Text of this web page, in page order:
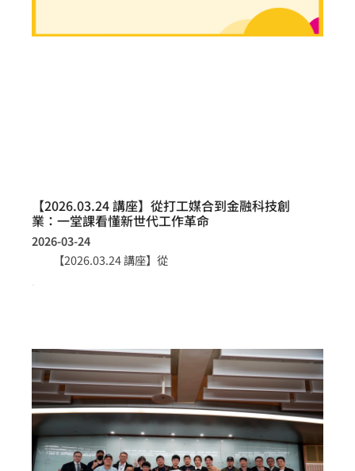
【2026.03.24 講座】從打工媒合到金融科技創
業：一堂課看懂新世代工作革命
2026-03-24
【2026.03.24 講座】從